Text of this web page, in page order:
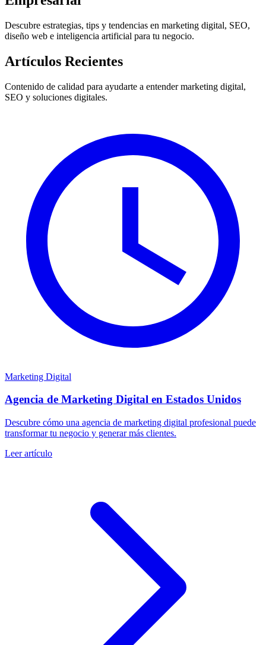
Descubre estrategias, tips y tendencias en marketing digital, SEO,
diseño web e inteligencia artificial para tu negocio.
Artículos Recientes
Contenido de calidad para ayudarte a entender marketing digital,
SEO y soluciones digitales.
Marketing Digital
Agencia de Marketing Digital en Estados Unidos
Descubre cómo una agencia de marketing digital profesional puede
transformar tu negocio y generar más clientes.
Leer artículo